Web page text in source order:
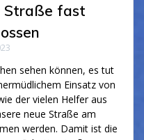
Straße fast
sehen können, es tut
Einsatz von
der vielen Helfer aus
neue Straße am
werden. Damit ist die